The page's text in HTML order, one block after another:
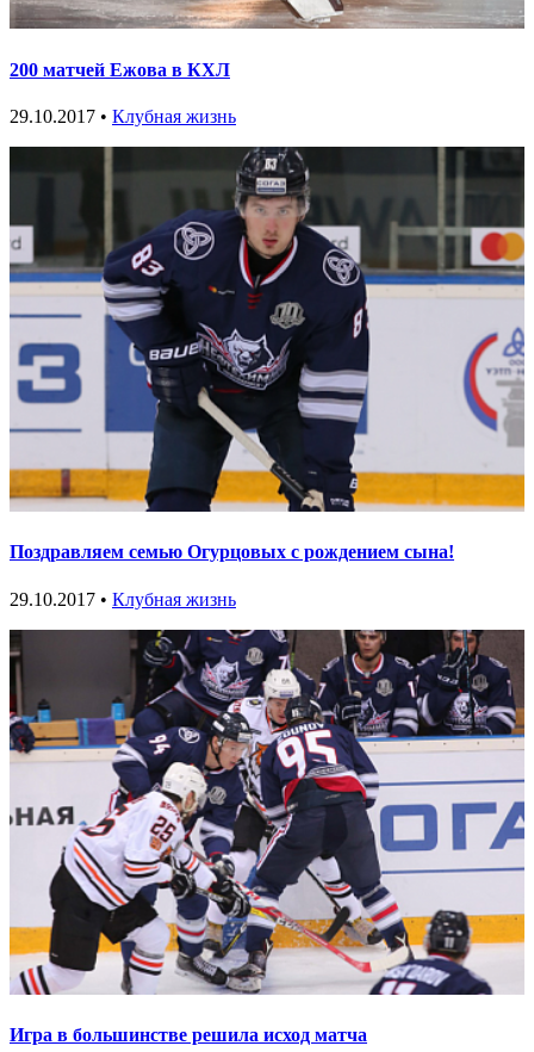
200 матчей Ежова в КХЛ
29.10.2017 • Клубная жизнь
Поздравляем семью Огурцовых с рождением сына!
29.10.2017 • Клубная жизнь
Игра в большинстве решила исход матча